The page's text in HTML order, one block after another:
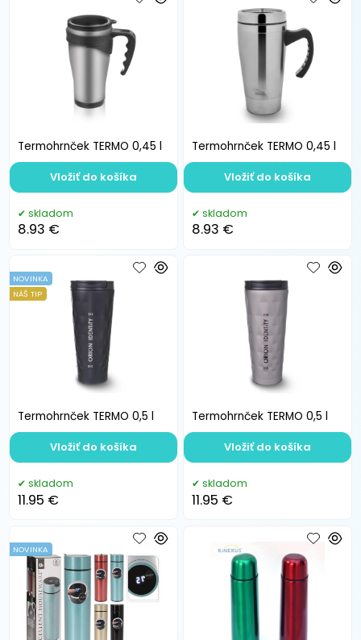
Termohrnček TERMO 0,45 l
skladom
8.93 €
Vložiť do košíka
Termohrnček TERMO 0,45 l
skladom
8.93 €
Vložiť do košíka
Termohrnček TERMO 0,5 l
NOVINKA
NÁŠ TIP
skladom
11.95 €
Vložiť do košíka
Termohrnček TERMO 0,5 l
skladom
11.95 €
Vložiť do košíka
NOVINKA